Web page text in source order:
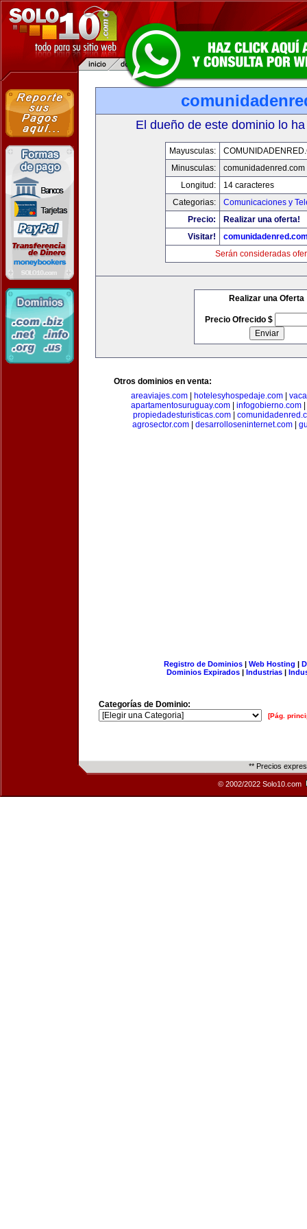
El dueño de este dominio lo
Mayusculas:
Minusculas:
comunidadenred.com
Longitud:
14 caracteres
Categorias:
Comunicaciones y
Precio:
Realizar una oferta!
Visitar!
Serán consideradas
Realizar una Oferta
Precio Ofrecido $
Otros dominios en venta:
areaviajes.com
hotelesyhospedaje.com
apartamentosuruguay.com
infogobierno.com
propiedadesturisticas.com|
agrosector.com
desarrolloseninternet.com
Registro de Dominios| Web Hosting |
Dominios Expirados | Industrias |
Categorías de Dominio:
[Pág.
** Precios
© 2002/2022 Solo10.com